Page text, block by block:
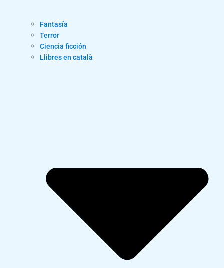
Fantasía
Terror
Ciencia ficción
Llibres en català